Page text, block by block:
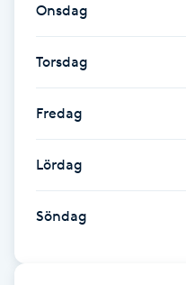
Funktionsanalys
Färgning
Föning
Gel naglar
Gelenaglar
Onsdag
Torsdag
Fredag
Lördag
Söndag